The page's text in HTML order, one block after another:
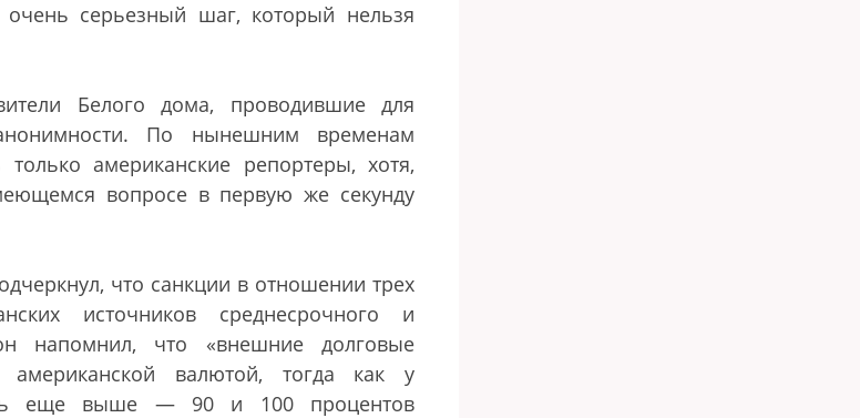
очень серьезный шаг, который нельзя
Белого дома, проводившие для
По нынешним временам
американские репортеры, хотя,
вопросе в первую же секунду
что санкции в отношении трех
источников среднесрочного и
напомнил, что «внешние долговые
валютой, тогда как у
еще выше — 90 и 100 процентов